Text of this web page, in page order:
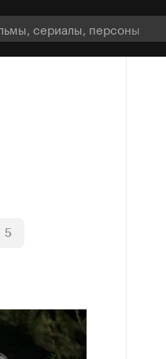
5